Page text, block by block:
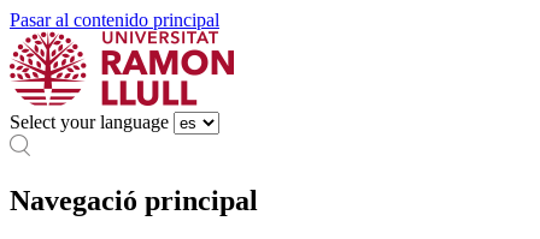
Pasar al contenido principal
Select your language
Navegació principal